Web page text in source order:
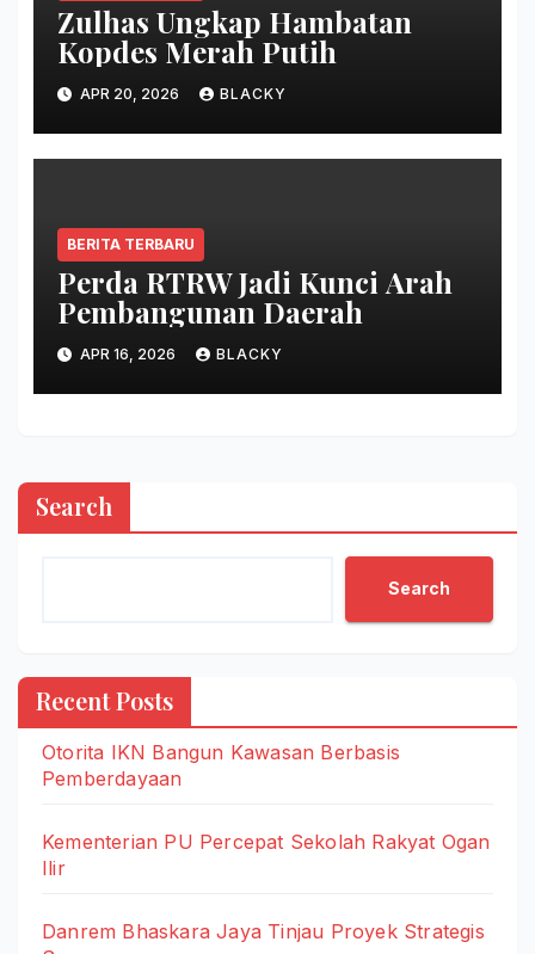
Zulhas Ungkap Hambatan
Kopdes Merah Putih
APR 20, 2026 BLACKY
BERITA TERBARU
Perda RTRW Jadi Kunci Arah
Pembangunan Daerah
APR 16, 2026 BLACKY
Search
Search
Recent Posts
Otorita IKN Bangun Kawasan Berbasis
Pemberdayaan
Kementerian PU Percepat Sekolah Rakyat Ogan
Ilir
Danrem Bhaskara Jaya Tinjau Proyek Strategis